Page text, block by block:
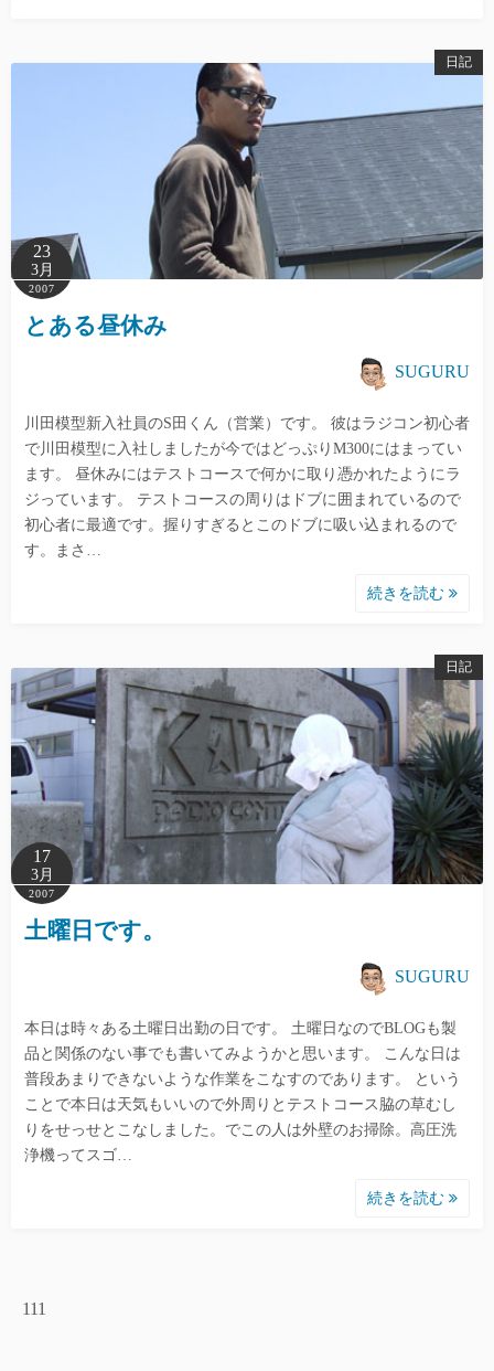
日記
23
3月
2007
とある昼休み
SUGURU
川田模型新入社員のS田くん（営業）です。 彼はラジコン初心者
で川田模型に入社しましたが今ではどっぷりM300にはまってい
ます。 昼休みにはテストコースで何かに取り憑かれたようにラ
ジっています。 テストコースの周りはドブに囲まれているので
初心者に最適です。握りすぎるとこのドブに吸い込まれるので
す。まさ…
続きを読む
日記
17
3月
2007
土曜日です。
SUGURU
本日は時々ある土曜日出勤の日です。 土曜日なのでBLOGも製
品と関係のない事でも書いてみようかと思います。 こんな日は
普段あまりできないような作業をこなすのであります。 という
ことで本日は天気もいいので外周りとテストコース脇の草むし
りをせっせとこなしました。でこの人は外壁のお掃除。高圧洗
浄機ってスゴ…
続きを読む
111